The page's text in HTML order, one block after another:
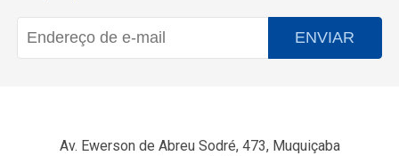
ENVIAR
Av. Ewerson de Abreu Sodré, 473, Muquiçaba